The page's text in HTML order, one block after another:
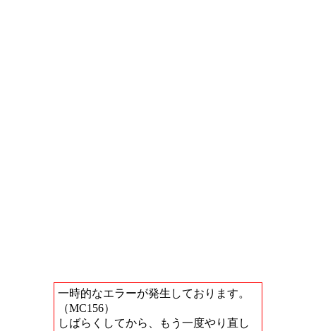
一時的なエラーが発生しております。
（MC156）
しばらくしてから、もう一度やり直し